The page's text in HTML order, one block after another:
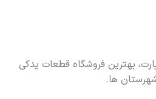
بهترین فروشگاه قطعات یدکی
ها.